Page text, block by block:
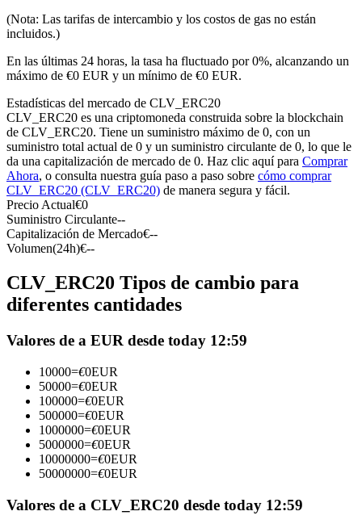
Futuros del USDC
Futuros que utilizan USDC como garantía
Únete a los mejores traders
Conviértete en un Trader de Copia
(Nota: Las tarifas de intercambio y los costos de gas no están
incluidos.)
En las últimas 24 horas, la tasa ha fluctuado por 0%, alcanzando un
máximo de €0 EUR y un mínimo de €0 EUR.
Estadísticas del mercado de CLV_ERC20
CLV_ERC20 es una criptomoneda construida sobre la blockchain
de CLV_ERC20. Tiene un suministro máximo de 0, con un
suministro total actual de 0 y un suministro circulante de 0, lo que le
da una capitalización de mercado de 0. Haz clic aquí para Comprar
Ahora, o consulta nuestra guía paso a paso sobre cómo comprar
CLV_ERC20 (CLV_ERC20) de manera segura y fácil.
Precio Actual€0
Suministro Circulante--
Capitalización de Mercado€--
Volumen(24h)€--
CLV_ERC20 Tipos de cambio para
diferentes cantidades
Valores de a EUR desde today 12:59
10000=€0EUR
50000=€0EUR
100000=€0EUR
500000=€0EUR
1000000=€0EUR
5000000=€0EUR
10000000=€0EUR
50000000=€0EUR
Valores de a CLV_ERC20 desde today 12:59